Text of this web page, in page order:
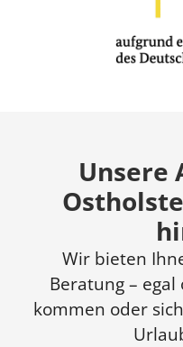
Unsere
Wir bieten
Beratung – egal
kommen oder